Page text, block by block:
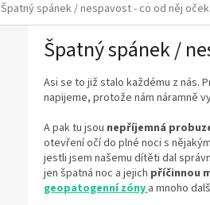
Špatný spánek / nespavost - co od něj
Špatný spánek /
Asi se to již stalo každému z nás.
napijeme, protože nám náramně
A pak tu jsou nepříjemná
otevření očí do plné noci s
jestli jsem našemu dítěti dal
jen špatná noc a jejich příčinnou
geopatogenní zóny a mnoho